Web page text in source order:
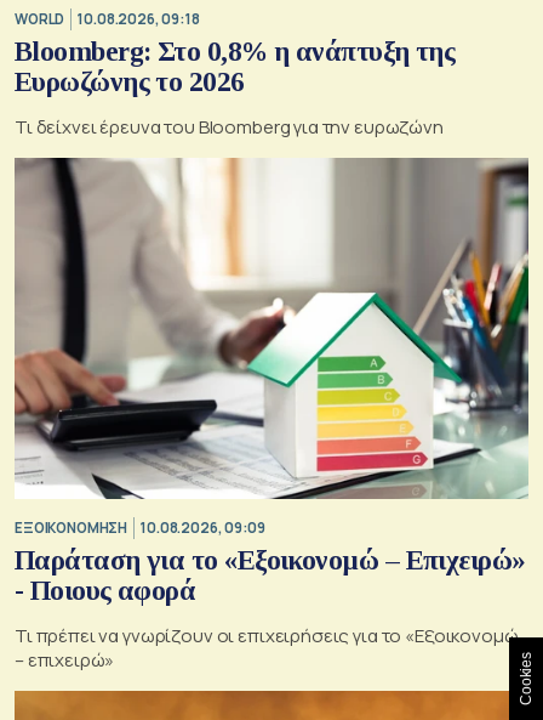
WORLD 10.08.2026, 09:18
Bloomberg: Στο 0,8% η ανάπτυξη της
Ευρωζώνης το 2026
Τι δείχνει έρευνα του Bloomberg για την ευρωζώνη
ΕΞΟΙΚΟΝΟΜΗΣΗ 10.08.2026, 09:09
Παράταση για το «Εξοικονομώ – Επιχειρώ»
- Ποιους αφορά
Τι πρέπει να γνωρίζουν οι επιχειρήσεις για το «Εξοικονομώ
– επιχειρώ»
Cookies